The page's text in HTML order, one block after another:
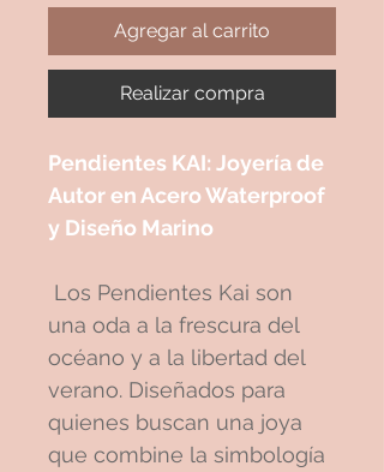
Agregar al carrito
Realizar compra
Pendientes KAI: Joyería de
Autor en Acero Waterproof
y Diseño Marino
Los Pendientes Kai son
una oda a la frescura del
océano y a la libertad del
verano. Diseñados para
quienes buscan una joya
que combine la simbología